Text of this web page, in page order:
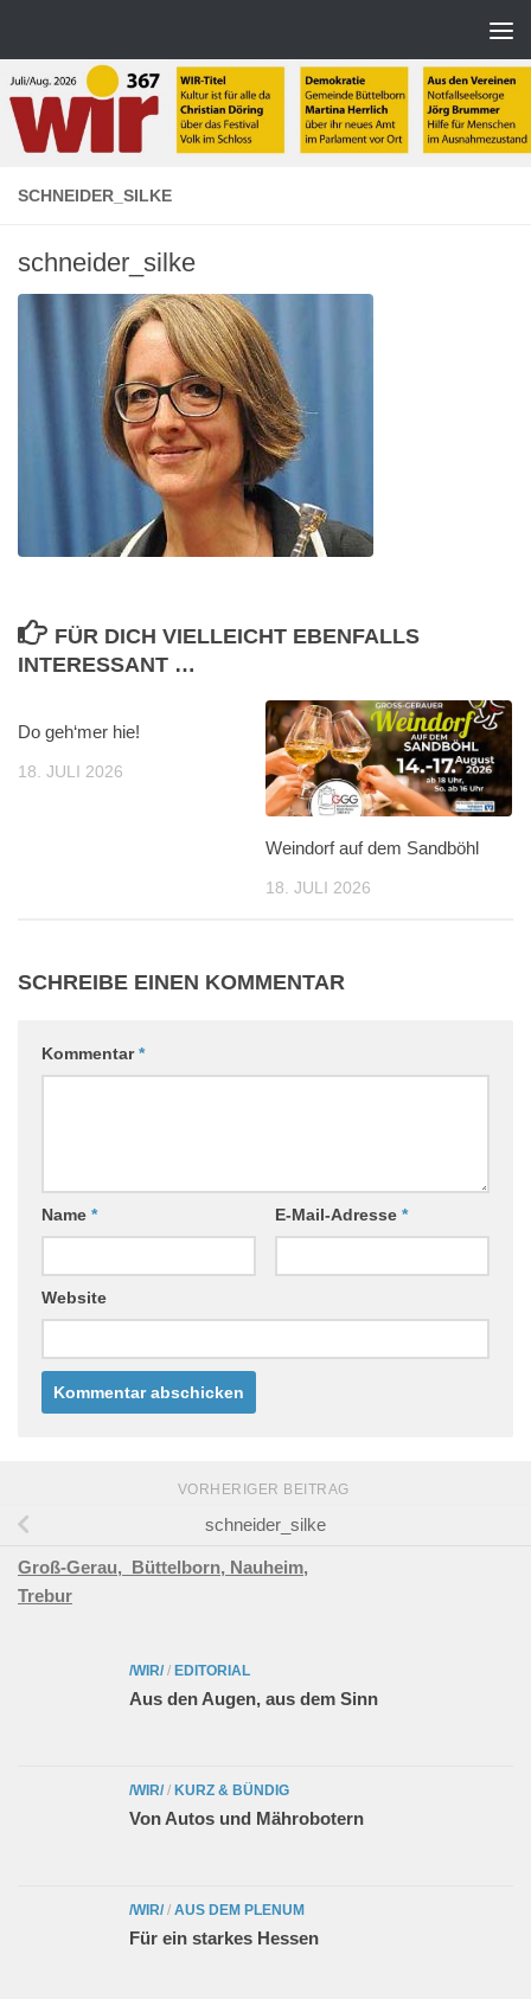
SCHNEIDER_SILKE
schneider_silke
FÜR DICH VIELLEICHT EBENFALLS
INTERESSANT …
Do geh‘mer hie!
18. JULI 2026
Weindorf auf dem Sandböhl
18. JULI 2026
SCHREIBE EINEN KOMMENTAR
Kommentar*
Name * E-Mail-Adresse *
Website
VORHERIGER BEITRAG
schneider_silke
Groß-Gerau, Büttelborn, Nauheim,
Trebur
/WIR/ / EDITORIAL
Aus den Augen, aus dem Sinn
/WIR/ / KURZ & BÜNDIG
Von Autos und Mährobotern
/WIR/ / AUS DEM PLENUM
Für ein starkes Hessen